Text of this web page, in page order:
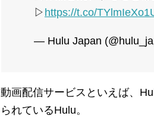
▷ https://t.co/
— Hulu Japan
動画配信サービスといえば、
られているHulu。